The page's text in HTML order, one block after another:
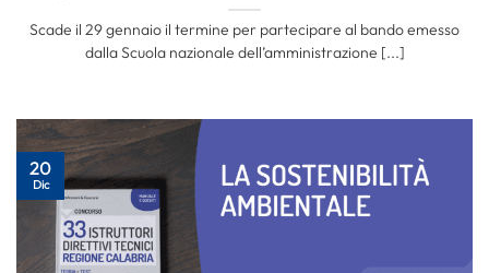
Scade il 29 gennaio il termine per partecipare al bando emesso
dalla Scuola nazionale dell’amministrazione [...]
20
Dic